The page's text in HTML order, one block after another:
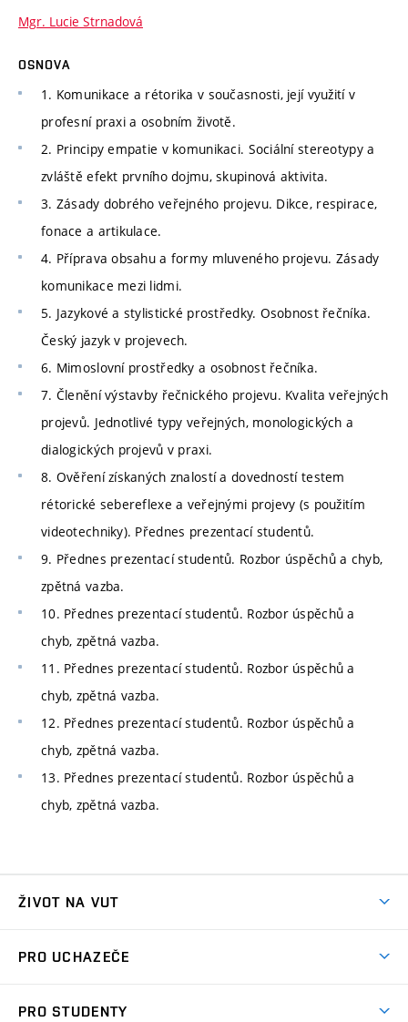
Mgr. Lucie Strnadová
OSNOVA
1. Komunikace a rétorika v současnosti, její využití v
profesní praxi a osobním životě.
2. Principy empatie v komunikaci. Sociální stereotypy a
zvláště efekt prvního dojmu, skupinová aktivita.
3. Zásady dobrého veřejného projevu. Dikce, respirace,
fonace a artikulace.
4. Příprava obsahu a formy mluveného projevu. Zásady
komunikace mezi lidmi.
5. Jazykové a stylistické prostředky. Osobnost řečníka.
Český jazyk v projevech.
6. Mimoslovní prostředky a osobnost řečníka.
7. Členění výstavby řečnického projevu. Kvalita veřejných
projevů. Jednotlivé typy veřejných, monologických a
dialogických projevů v praxi.
8. Ověření získaných znalostí a dovedností testem
rétorické sebereflexe a veřejnými projevy (s použitím
videotechniky). Přednes prezentací studentů.
9. Přednes prezentací studentů. Rozbor úspěchů a chyb,
zpětná vazba.
10. Přednes prezentací studentů. Rozbor úspěchů a
chyb, zpětná vazba.
11. Přednes prezentací studentů. Rozbor úspěchů a
chyb, zpětná vazba.
12. Přednes prezentací studentů. Rozbor úspěchů a
chyb, zpětná vazba.
13. Přednes prezentací studentů. Rozbor úspěchů a
chyb, zpětná vazba.
ŽIVOT NA VUT
Koleje
PRO UCHAZEČE
PRO STUDENTY